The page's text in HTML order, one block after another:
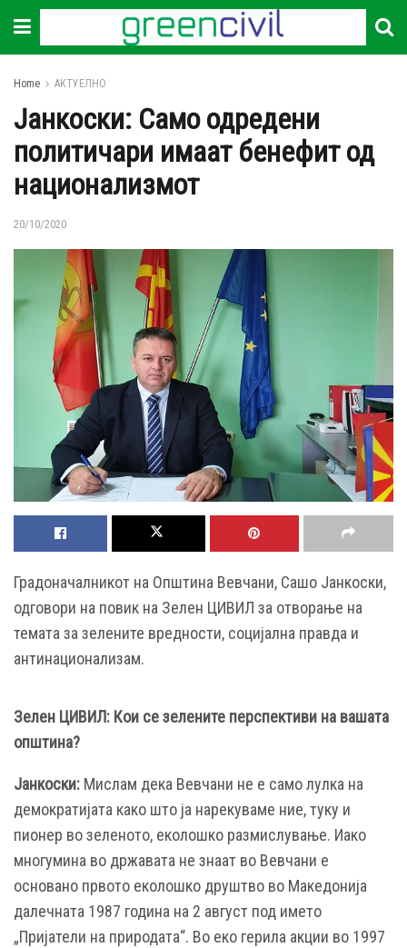
Home АКТУЕЛНО
Јанкоски: Само одредени
политичари имаат бенефит од
национализмот
20/10/2020
Градоначалникот на Општина Вевчани, Сашо Јанкоски,
одговори на повик на Зелен ЦИВИЛ за отворање на
темата за зелените вредности, социјална правда и
антинационализам.
Зелен ЦИВИЛ: Кои се зелените перспективи на вашата
општина?
Јанкоски: Мислам дека Вевчани не е само лулка на
демократијата како што ја нарекуваме ние, туку и
пионер во зеленото, еколошко размислување. Иако
многумина во државата не знаат во Вевчани е
основано првото еколошко друштво во Македонија
далечната 1987 година на 2 август под името
„Пријатели на природата“. Во еко герила акции во 1997